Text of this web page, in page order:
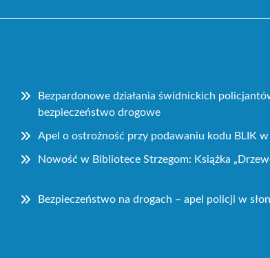
Bezpardonowe działania świdnickich
bezpieczeństwo drogowe
Apel o ostrożność przy podawaniu kodu BLIK
Nowość w Bibliotece Strzegom: Książka
Bezpieczeństwo na drogach – apel policji w